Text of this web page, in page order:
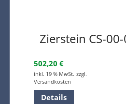
Zierstein CS-
502,20 €
inkl. 19 % MwSt. zzgl.
Versandkosten
Details